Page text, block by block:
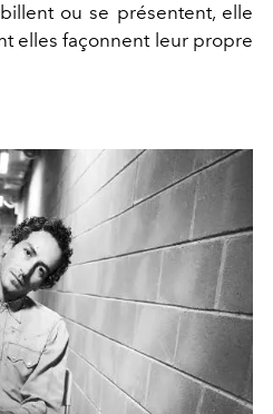
ou se présentent, elle
elles façonnent leur propre